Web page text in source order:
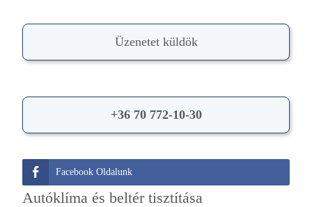
Üzenetet küldök
+36 70 772-10-30
Facebook Oldalunk
Autóklíma és beltér tisztítása